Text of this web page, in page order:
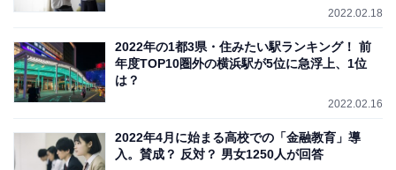
2022.02.18
2022年の1都3県・住みたい駅ランキング！ 前
年度TOP10圏外の横浜駅が5位に急浮上、1位
は？
2022.02.16
2022年4月に始まる高校での「金融教育」導
入。賛成？ 反対？ 男女1250人が回答